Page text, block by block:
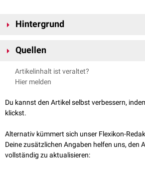
Hintergrund
das zentral liegende Axon der Nervenzelle. Bei
Zellmembran fusionieren. Diese Zone stellt sich
Elektronenmikroskop im Faserquerschnitt als
Myelinhauptlinie ist imperipheren
größer als im
Myelinnebenlinie("minor dense line"). Sie
angenähertenextrazellulärenMembrananteile
Quellen
Morell P, Quarles RH. The Myelin Sheath.
Albers RW, et al., editors.
1999
Artikelinhalt ist veraltet?
Hier melden
Du kannst den Artikel selbst verbessern,
klickst.
Alternativ kümmert sich unser Flexikon-
Deine zusätzlichen Angaben helfen uns, den
vollständig zu aktualisieren: